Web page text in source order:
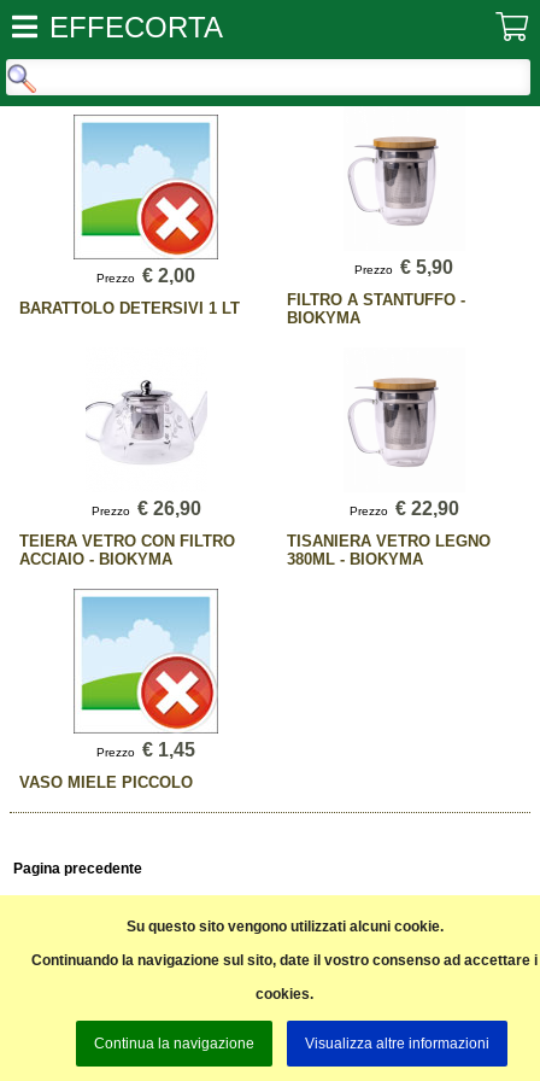
Su questo sito vengono utilizzati alcuni cookie.
Continuando la navigazione sul sito, date il vostro consenso ad accettare i
cookies.
Continua la navigazione Visualizza altre informazioni
EFFECORTA
Prezzo € 2,00
BARATTOLO DETERSIVI 1 LT
Prezzo € 5,90
FILTRO A STANTUFFO -
BIOKYMA
Prezzo € 26,90
TEIERA VETRO CON FILTRO
ACCIAIO - BIOKYMA
Prezzo € 22,90
TISANIERA VETRO LEGNO
380ML - BIOKYMA
Prezzo € 1,45
VASO MIELE PICCOLO
Pagina precedente
Tutti i prezzi sono comprensivi di iva